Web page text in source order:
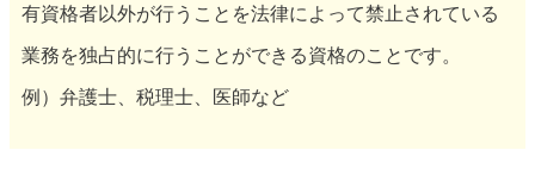
有資格者以外が行うことを法律によって禁止されている
業務を独占的に行うことができる資格のことです。
例）弁護士、税理士、医師など